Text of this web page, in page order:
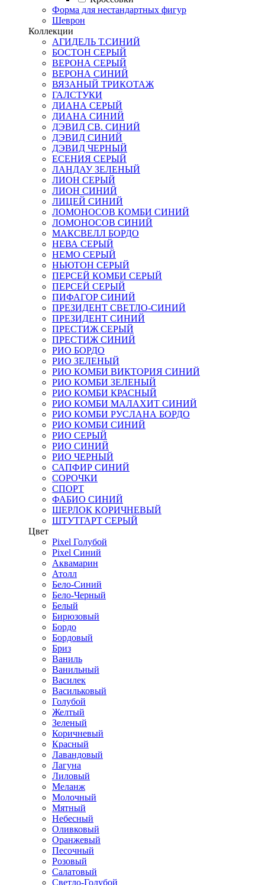
Форма для нестандартных фигур
Шеврон
Коллекции
АГИДЕЛЬ Т.СИНИЙ
БОСТОН СЕРЫЙ
ВЕРОНА СЕРЫЙ
ВЕРОНА СИНИЙ
ВЯЗАНЫЙ ТРИКОТАЖ
ГАЛСТУКИ
ДИАНА СЕРЫЙ
ДИАНА СИНИЙ
ДЭВИД СВ. СИНИЙ
ДЭВИД СИНИЙ
ДЭВИД ЧЕРНЫЙ
ЕСЕНИЯ СЕРЫЙ
ЛАНДАУ ЗЕЛЕНЫЙ
ЛИОН СЕРЫЙ
ЛИОН СИНИЙ
ЛИЦЕЙ СИНИЙ
ЛОМОНОСОВ КОМБИ СИНИЙ
ЛОМОНОСОВ СИНИЙ
МАКСВЕЛЛ БОРДО
НЕВА СЕРЫЙ
НЕМО СЕРЫЙ
НЬЮТОН СЕРЫЙ
ПЕРСЕЙ КОМБИ СЕРЫЙ
ПЕРСЕЙ СЕРЫЙ
ПИФАГОР СИНИЙ
ПРЕЗИДЕНТ СВЕТЛО-СИНИЙ
ПРЕЗИДЕНТ СИНИЙ
ПРЕСТИЖ СЕРЫЙ
ПРЕСТИЖ СИНИЙ
РИО БОРДО
РИО ЗЕЛЕНЫЙ
РИО КОМБИ ВИКТОРИЯ СИНИЙ
РИО КОМБИ ЗЕЛЕНЫЙ
РИО КОМБИ КРАСНЫЙ
РИО КОМБИ МАЛАХИТ СИНИЙ
РИО КОМБИ РУСЛАНА БОРДО
РИО КОМБИ СИНИЙ
РИО СЕРЫЙ
РИО СИНИЙ
РИО ЧЕРНЫЙ
САПФИР СИНИЙ
СОРОЧКИ
СПОРТ
ФАБИО СИНИЙ
ШЕРЛОК КОРИЧНЕВЫЙ
ШТУТГАРТ СЕРЫЙ
Цвет
Pixel Голубой
Pixel Синий
Аквамарин
Атолл
Бело-Синий
Бело-Черный
Белый
Бирюзовый
Бордо
Бордовый
Бриз
Ваниль
Ванильный
Василек
Васильковый
Голубой
Желтый
Зеленый
Коричневый
Красный
Лавандовый
Лагуна
Лиловый
Меланж
Молочный
Мятный
Небесный
Оливковый
Оранжевый
Песочный
Розовый
Салатовый
Светло-Голубой